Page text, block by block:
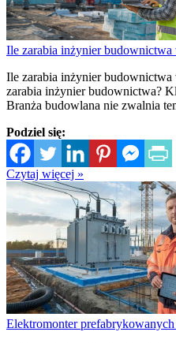
Ile zarabia inżynier
Ile zarabia inżynier
zarabia inżynier budownictwa?
Branża budowlana nie zwalnia
Podziel się:
Czytaj więcej »
Elektromonter